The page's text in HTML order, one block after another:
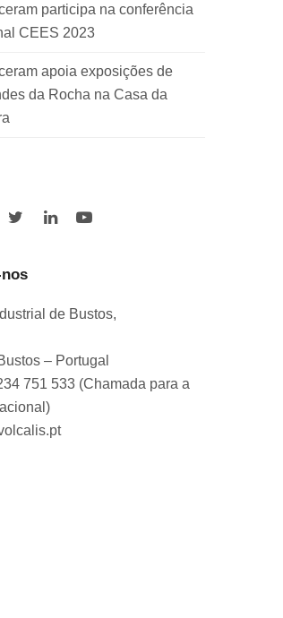
participa na conferência
CEES 2023
apoia exposições de
da Rocha na Casa da
T
t
e
r
L
d
I
Y
e
de Bustos,
– Portugal
751 533 (Chamada para a